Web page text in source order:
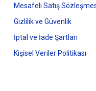
Mesafeli Satış
Gizlilik ve Güvenlik
İptal ve İade Şartları
Kişisel Veriler Politikası